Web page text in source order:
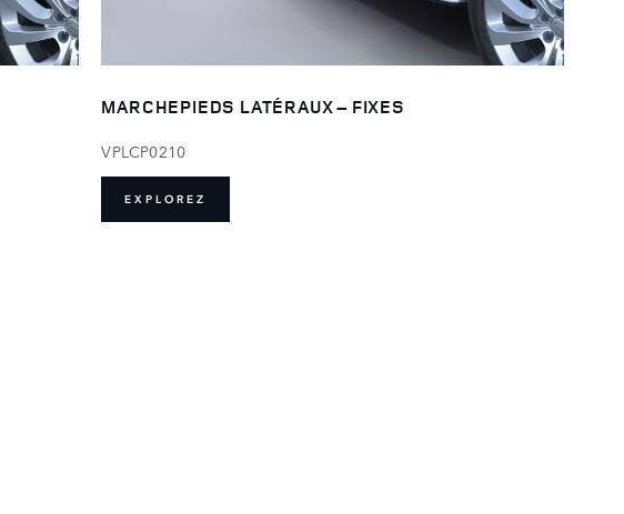
MARCHEPIEDS LATÉRAUX – FIXES
VPLCP0210
EXPLOREZ